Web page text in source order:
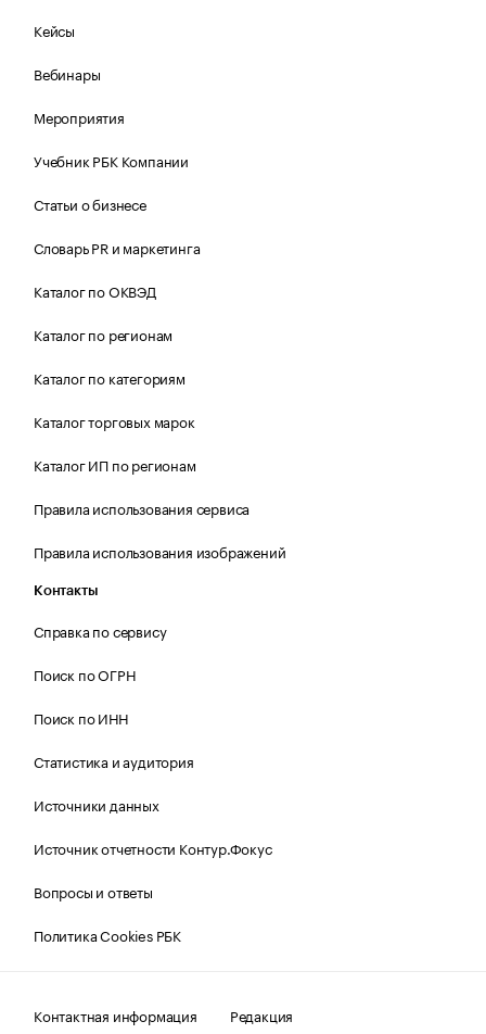
Кейсы
Вебинары
Мероприятия
Учебник РБК Компании
Статьи о бизнесе
Словарь PR и маркетинга
Каталог по ОКВЭД
Каталог по регионам
Каталог по категориям
Каталог торговых марок
Каталог ИП по регионам
Правила использования сервиса
Правила использования изображений
Контакты
Справка по сервису
Поиск по ОГРН
Поиск по ИНН
Статистика и аудитория
Источники данных
Источник отчетности Контур.Фокус
Вопросы и ответы
Политика Cookies РБК
Контактная информация Редакция